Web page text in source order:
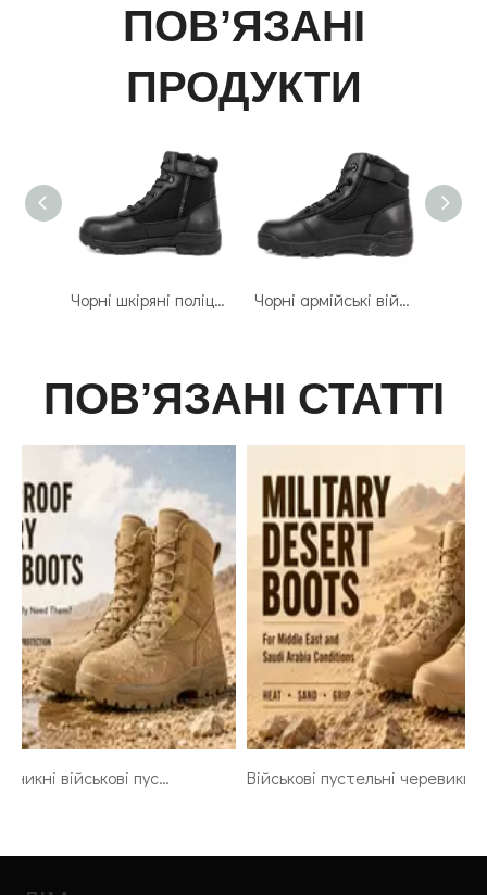
ПОВ’ЯЗАНІ
ПРОДУКТИ
Чорні шкіряні поліцейські тактичні черевики 4112 Чорні армійські військові тактичні черевики 4101
ПОВ’ЯЗАНІ СТАТТІ
Водонепроникні військові пустельні черевики: коли вони справді потрібні солдатам